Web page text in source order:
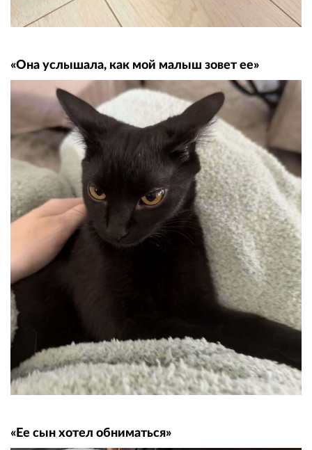
«Она услышала, как мой малыш зовет ее»
«Ее сын хотел обниматься»